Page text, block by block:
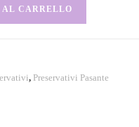
CARRELLO
, Preservativi Pasante